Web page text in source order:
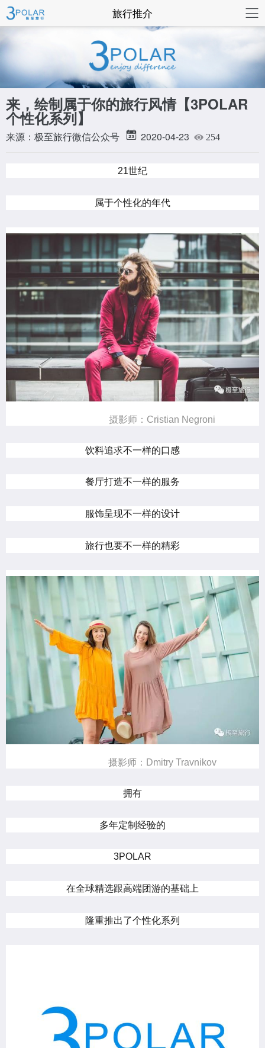
旅行推介
来，绘制属于你的旅行风情【3POLAR
个性化系列】
来源：极至旅行微信公众号 2020-04-23 254
21世纪
属于个性化的年代
摄影师：Cristian Negroni
饮料追求不一样的口感
餐厅打造不一样的服务
服饰呈现不一样的设计
旅行也要不一样的精彩
摄影师：Dmitry Travnikov
拥有
多年定制经验的
3POLAR
在全球精选跟高端团游的基础上
隆重推出了个性化系列
联系我们